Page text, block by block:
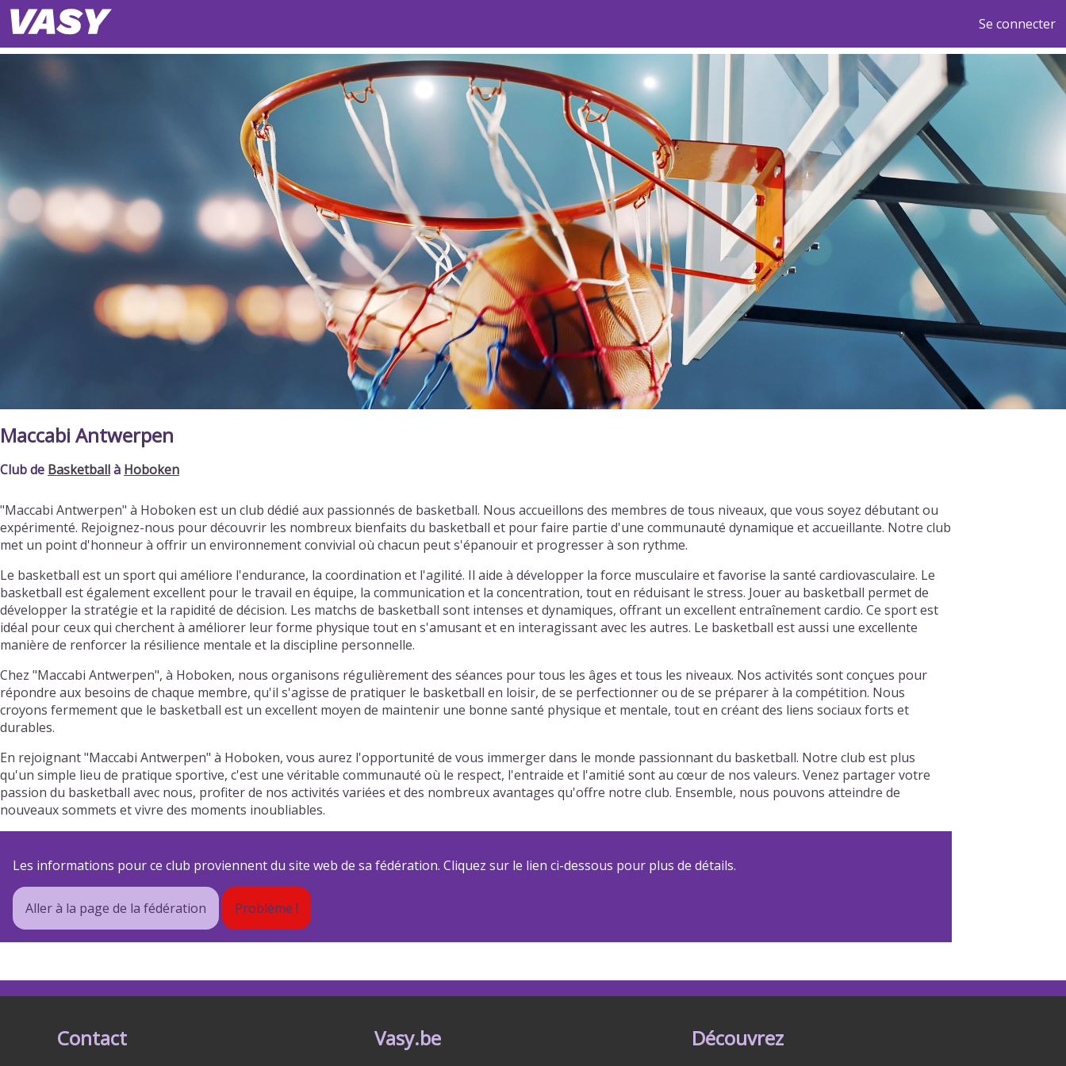
Se connecter
Maccabi Antwerpen
Club de Basketballà Hoboken
"Maccabi Antwerpen" à Hoboken est un club dédié aux passionnés de basketball. Nous accueillons des membres de tous niveaux, que vous soyez débutant ou
expérimenté. Rejoignez-nous pour découvrir les nombreux bienfaits du basketball et pour faire partie d'une communauté dynamique et accueillante. Notre club
met un point d'honneur à offrir un environnement convivial où chacun peut s'épanouir et progresser à son rythme.
Le basketball est un sport qui améliore l'endurance, la coordination et l'agilité. Il aide à développer la force musculaire et favorise la santé cardiovasculaire. Le
basketball est également excellent pour le travail en équipe, la communication et la concentration, tout en réduisant le stress. Jouer au basketball permet de
développer la stratégie et la rapidité de décision. Les matchs de basketball sont intenses et dynamiques, offrant un excellent entraînement cardio. Ce sport est
idéal pour ceux qui cherchent à améliorer leur forme physique tout en s'amusant et en interagissant avec les autres. Le basketball est aussi une excellente
manière de renforcer la résilience mentale et la discipline personnelle.
Chez "Maccabi Antwerpen", à Hoboken, nous organisons régulièrement des séances pour tous les âges et tous les niveaux. Nos activités sont conçues pour
répondre aux besoins de chaque membre, qu'il s'agisse de pratiquer le basketball en loisir, de se perfectionner ou de se préparer à la compétition. Nous
croyons fermement que le basketball est un excellent moyen de maintenir une bonne santé physique et mentale, tout en créant des liens sociaux forts et
durables.
En rejoignant "Maccabi Antwerpen" à Hoboken, vous aurez l'opportunité de vous immerger dans le monde passionnant du basketball. Notre club est plus
qu'un simple lieu de pratique sportive, c'est une véritable communauté où le respect, l'entraide et l'amitié sont au cœur de nos valeurs. Venez partager votre
passion du basketball avec nous, profiter de nos activités variées et des nombreux avantages qu'offre notre club. Ensemble, nous pouvons atteindre de
nouveaux sommets et vivre des moments inoubliables.
Les informations pour ce club proviennent du site web de sa fédération. Cliquez sur le lien ci-dessous pour plus de détails.
Aller à la page de la fédération Problème !
Contact Vasy.be Découvrez